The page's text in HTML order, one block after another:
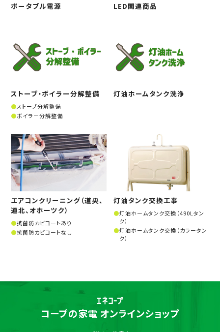
ポータブル電源 LED関連商品
ストーブ・ボイラー分解整備
ストーブ分解整備
ボイラー分解整備
灯油ホームタンク洗浄
エアコンクリーニング（道央、
道北、オホーツク）
抗菌防カビコートあり
抗菌防カビコートなし
灯油タンク交換工事
灯油ホームタンク交換（490Lタン
ク）
灯油ホームタンク交換（カラータン
ク）
コープの家電 オンラインショップ